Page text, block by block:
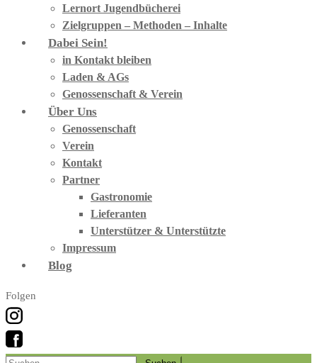
Lernort Jugendbücherei
Zielgruppen – Methoden – Inhalte
Dabei Sein!
in Kontakt bleiben
Laden & AGs
Genossenschaft & Verein
Über Uns
Genossenschaft
Verein
Kontakt
Partner
Gastronomie
Lieferanten
Unterstützer & Unterstützte
Impressum
Blog
Folgen